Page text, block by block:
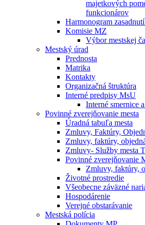
majetkových
funkcionárov
Harmonogram
Komisie MZ
Výbor mestskej
Mestský úrad
Prednosta
Matrika
Kontakty
Organizačná štruktúra
Interné predpisy MsU
Interné smernice
Povinné zverejňovanie mesta
Úradná tabuľa mesta
Zmluvy, Faktúry,
Zmluvy, faktúry,
Zmluvy- Služby mesta
Povinné zverejňovanie
Zmluvy, faktúry,
Životné prostredie
Všeobecne záväzné
Hospodárenie
Verejné obstarávanie
Mestská polícia